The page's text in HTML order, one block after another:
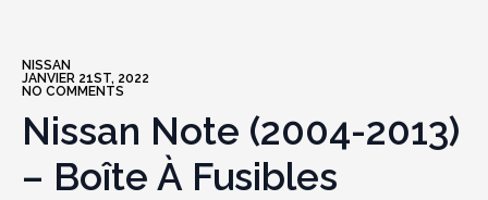
NISSAN
JANVIER 21ST, 2022
NO COMMENTS
Nissan Note (2004-2013)
– Boîte À Fusibles